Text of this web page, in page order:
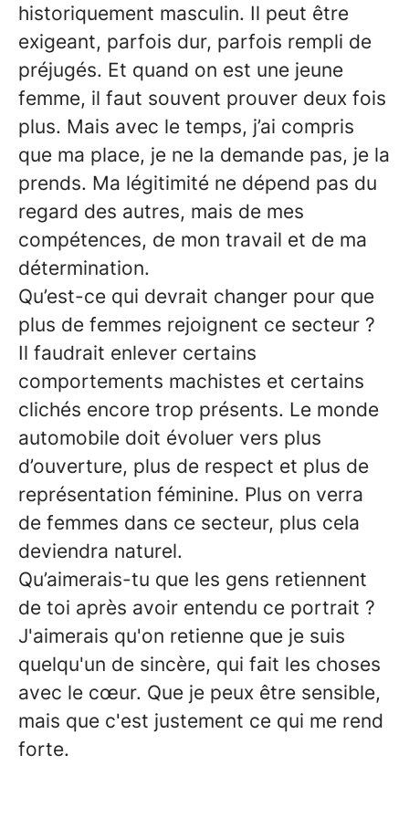
historiquement masculin. Il peut être
exigeant, parfois dur, parfois rempli de
préjugés. Et quand on est une jeune
femme, il faut souvent prouver deux fois
plus. Mais avec le temps, j’ai compris
que ma place, je ne la demande pas, je la
prends. Ma légitimité ne dépend pas du
regard des autres, mais de mes
compétences, de mon travail et de ma
détermination.
Qu’est-ce qui devrait changer pour que
plus de femmes rejoignent ce secteur ?
Il faudrait enlever certains
comportements machistes et certains
clichés encore trop présents. Le monde
automobile doit évoluer vers plus
d’ouverture, plus de respect et plus de
représentation féminine. Plus on verra
de femmes dans ce secteur, plus cela
deviendra naturel.
Qu’aimerais-tu que les gens retiennent
de toi après avoir entendu ce portrait ?
J'aimerais qu'on retienne que je suis
quelqu'un de sincère, qui fait les choses
avec le cœur. Que je peux être sensible,
mais que c'est justement ce qui me rend
forte.